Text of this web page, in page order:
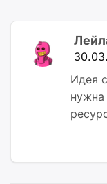
Идея
нужна